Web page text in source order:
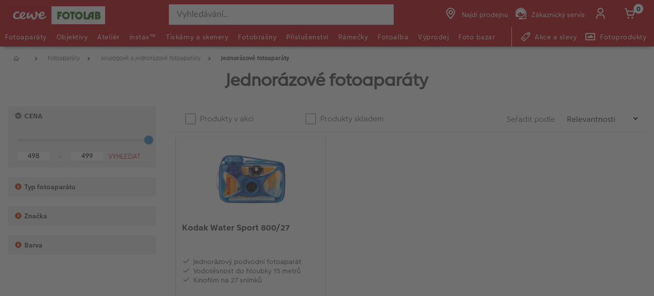
Najdi prodejnu Zákaznický servis
0
Fotoaparáty Objektivy Ateliér instax™ Tiskárny a skenery Fotobrašny Příslušenství Rámečky Fotoalba Výprodej Foto bazar Akce a slevy Fotoprodukty
Fotoaparáty Analogové a jednorázové fotoaparáty Jednorázové fotoaparáty
Jednorázové fotoaparáty
Press
enter
menu.
CENA
hranice
hranice
-
Typ fotoaparátu
Značka
Barva
Product
Produkty v akci Produkty skladem Seřadit podle
Kodak Water Sport 800/27
Jednorázový podvodní fotoaparát
Vodotěsnost do hloubky 15 metrů
Kinofilm na 27 snímků